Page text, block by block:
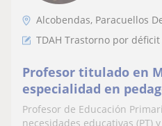
Alcobendas, Paracuellos
TDAH Trastorno por
Profesor titulado en
especialidad en
en nuevas
Profesor de Educación
necesidades educativas (PT)